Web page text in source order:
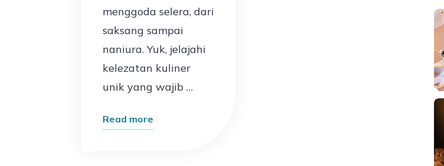
menggoda selera, dari
saksang sampai
naniura. Yuk, jelajahi
kelezatan kuliner
unik yang wajib …
Read more